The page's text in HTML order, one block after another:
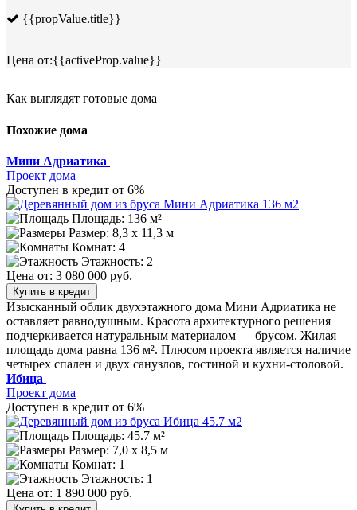
{{propValue.title}}
Цена от:{{activeProp.value}}
Как выглядят готовые дома
Похожие дома
Мини Адриатика
Проект дома
Доступен в кредит от 6%
Площадь: 136 м²
Размер: 8,3 x 11,3 м
Комнат: 4
Этажность: 2
Цена от: 3 080 000 руб.
Купить в кредит
Изысканный облик двухэтажного дома Мини Адриатика не
оставляет равнодушным. Красота архитектурного решения
подчеркивается натуральным материалом — брусом. Жилая
площадь дома равна 136 м². Плюсом проекта является наличие
четырех спален и двух санузлов, гостиной и кухни-столовой.
Ибица
Проект дома
Доступен в кредит от 6%
Площадь: 45.7 м²
Размер: 7,0 х 8,5 м
Комнат: 1
Этажность: 1
Цена от: 1 890 000 руб.